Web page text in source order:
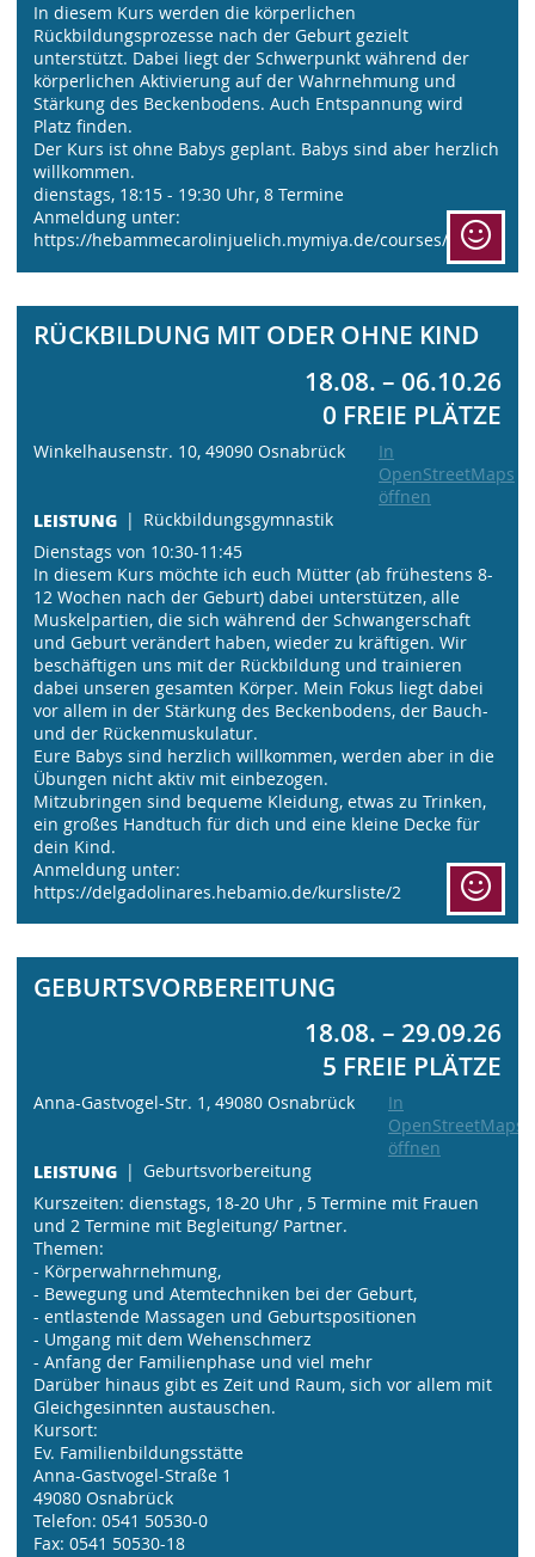
In diesem Kurs werden die körperlichen
Rückbildungsprozesse nach der Geburt gezielt
unterstützt. Dabei liegt der Schwerpunkt während der
körperlichen Aktivierung auf der Wahrnehmung und
Stärkung des Beckenbodens. Auch Entspannung wird
Platz finden.
Der Kurs ist ohne Babys geplant. Babys sind aber herzlich
willkommen.
dienstags, 18:15 - 19:30 Uhr, 8 Termine
Anmeldung unter:
https://hebammecarolinjuelich.mymiya.de/courses/
RÜCKBILDUNG MIT ODER OHNE KIND
18.08. – 06.10.26
0 FREIE PLÄTZE
Winkelhausenstr. 10, 49090 Osnabrück
In
OpenStreetMaps
öffnen
LEISTUNG
Rückbildungsgymnastik
Dienstags von 10:30-11:45
In diesem Kurs möchte ich euch Mütter (ab frühestens 8-
12 Wochen nach der Geburt) dabei unterstützen, alle
Muskelpartien, die sich während der Schwangerschaft
und Geburt verändert haben, wieder zu kräftigen. Wir
beschäftigen uns mit der Rückbildung und trainieren
dabei unseren gesamten Körper. Mein Fokus liegt dabei
vor allem in der Stärkung des Beckenbodens, der Bauch-
und der Rückenmuskulatur.
Eure Babys sind herzlich willkommen, werden aber in die
Übungen nicht aktiv mit einbezogen.
Mitzubringen sind bequeme Kleidung, etwas zu Trinken,
ein großes Handtuch für dich und eine kleine Decke für
dein Kind.
Anmeldung unter:
https://delgadolinares.hebamio.de/kursliste/2
GEBURTSVORBEREITUNG
18.08. – 29.09.26
5 FREIE PLÄTZE
Anna-Gastvogel-Str. 1, 49080 Osnabrück
In
OpenStreetMaps
öffnen
LEISTUNG
Geburtsvorbereitung
Kurszeiten: dienstags, 18-20 Uhr , 5 Termine mit Frauen
und 2 Termine mit Begleitung/ Partner.
Themen:
- Körperwahrnehmung,
- Bewegung und Atemtechniken bei der Geburt,
- entlastende Massagen und Geburtspositionen
- Umgang mit dem Wehenschmerz
- Anfang der Familienphase und viel mehr
Darüber hinaus gibt es Zeit und Raum, sich vor allem mit
Gleichgesinnten austauschen.
Kursort:
Ev. Familienbildungsstätte
Anna-Gastvogel-Straße 1
49080 Osnabrück
Telefon: 0541 50530-0
Fax: 0541 50530-18